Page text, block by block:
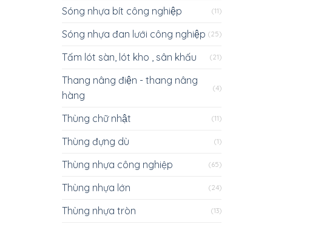
Sóng nhựa bít công nghiệp (11)
Sóng nhựa đan lưới công nghiệp (25)
Tấm lót sàn, lót kho , sân khấu (21)
Thang nâng điện - thang nâng
hàng
(4)
Thùng chữ nhật (11)
Thùng đựng dù (1)
Thùng nhựa công nghiệp (65)
Thùng nhựa lớn (24)
Thùng nhựa tròn (13)